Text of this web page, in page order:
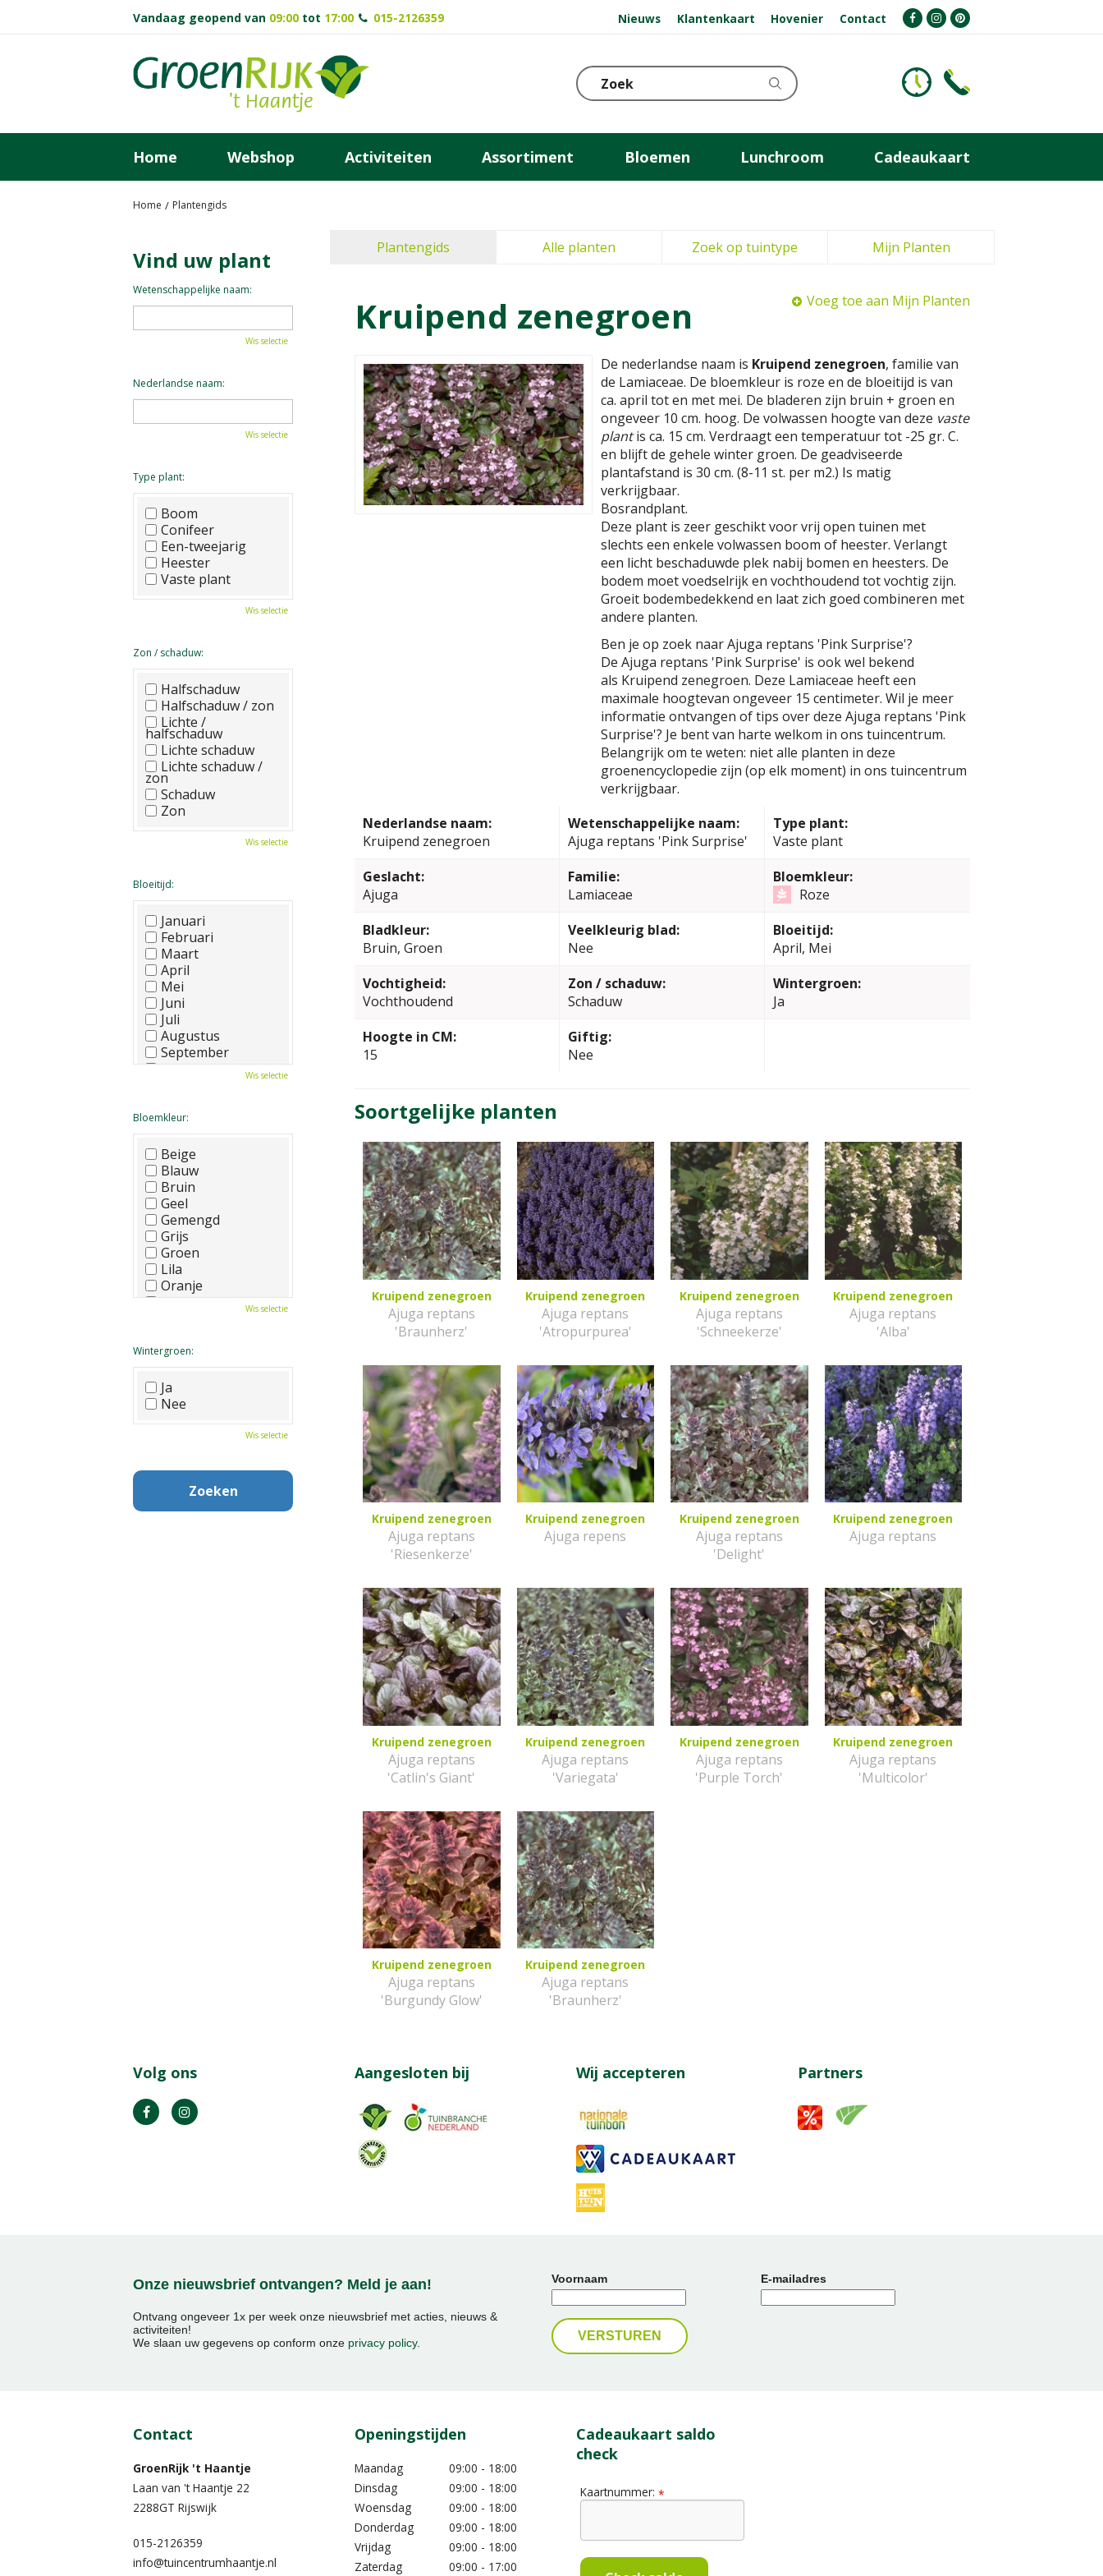
Home Plantengids
Vandaag geopend van 09:00 tot 17:00 015-2126359 Nieuws Klantenkaart Hovenier Contact
Home Webshop Activiteiten Assortiment Bloemen Lunchroom Cadeaukaart
Plantengids Alle planten Zoek op tuintype Mijn Planten
Kruipend zenegroen Voeg toe aan Mijn Planten
De nederlandse naam is Kruipend zenegroen, familie van
de Lamiaceae. De bloemkleur is roze en de bloeitijd is van
ca. april tot en met mei. De bladeren zijn bruin + groen en
ongeveer 10 cm. hoog. De volwassen hoogte van deze vaste
plantis ca. 15 cm. Verdraagt een temperatuur tot -25 gr. C.
en blijft de gehele winter groen. De geadviseerde
plantafstand is 30 cm. (8-11 st. per m2.) Is matig
verkrijgbaar.
Bosrandplant.
Deze plant is zeer geschikt voor vrij open tuinen met
slechts een enkele volwassen boom of heester. Verlangt
een licht beschaduwde plek nabij bomen en heesters. De
bodem moet voedselrijk en vochthoudend tot vochtig zijn.
Groeit bodembedekkend en laat zich goed combineren met
andere planten.
Ben je op zoek naar Ajuga reptans 'Pink Surprise'?
De Ajuga reptans 'Pink Surprise' is ook wel bekend
als Kruipend zenegroen. Deze Lamiaceae heeft een
maximale hoogtevan ongeveer 15 centimeter. Wil je meer
informatie ontvangen of tips over deze Ajuga reptans 'Pink
Surprise'? Je bent van harte welkom in ons tuincentrum.
Belangrijk om te weten: niet alle planten in deze
groenencyclopedie zijn (op elk moment) in ons tuincentrum
verkrijgbaar.
Nederlandse naam:
Kruipend zenegroen
Wetenschappelijke naam:
Ajuga reptans 'Pink Surprise'
Type plant:
Vaste plant
Geslacht:
Ajuga
Familie:
Lamiaceae
Bloemkleur:
Roze
Bladkleur:
Bruin, Groen
Veelkleurig blad:
Nee
Bloeitijd:
April, Mei
Vochtigheid:
Vochthoudend
Zon / schaduw:
Schaduw
Wintergroen:
Ja
Hoogte in CM:
15
Giftig:
Nee
Soortgelijke planten
Kruipend zenegroen
Ajuga reptans
'Braunherz'
Kruipend zenegroen
Ajuga reptans
'Atropurpurea'
Kruipend zenegroen
Ajuga reptans
'Schneekerze'
Kruipend zenegroen
Ajuga reptans
'Alba'
Kruipend zenegroen
Ajuga reptans
'Riesenkerze'
Kruipend zenegroen
Ajuga repens
Kruipend zenegroen
Ajuga reptans
'Delight'
Kruipend zenegroen
Ajuga reptans
Kruipend zenegroen
Ajuga reptans
'Catlin's Giant'
Kruipend zenegroen
Ajuga reptans
'Variegata'
Kruipend zenegroen
Ajuga reptans
'Purple Torch'
Kruipend zenegroen
Ajuga reptans
'Multicolor'
Kruipend zenegroen
Ajuga reptans
'Burgundy Glow'
Kruipend zenegroen
Ajuga reptans
'Braunherz'
Vind uw plant
Wetenschappelijke naam:
Wis selectie
Nederlandse naam:
Wis selectie
Type plant:
Boom
Conifeer
Een-tweejarig
Heester
Vaste plant
Wis selectie
Zon / schaduw:
Halfschaduw
Halfschaduw / zon
Lichte /
halfschaduw
Lichte schaduw
Lichte schaduw /
zon
Schaduw
Zon
Wis selectie
Bloeitijd:
Januari
Februari
Maart
April
Mei
Juni
Juli
Augustus
September
Oktober
Wis selectie
Bloemkleur:
Beige
Blauw
Bruin
Geel
Gemengd
Grijs
Groen
Lila
Oranje
Paars
Wit
Zwart
Wis selectie
Wintergroen:
Ja
Nee
Wis selectie
Volg ons Aangesloten bij Wij accepteren Partners
Onze nieuwsbrief ontvangen? Meld je aan!
Ontvang ongeveer 1x per week onze nieuwsbrief met acties, nieuws &
activiteiten!
We slaan uw gegevens op conform onze privacy policy.
Voornaam E-mailadres
Contact
GroenRijk 't Haantje
Laan van 't Haantje 22
2288GT Rijswijk
015-2126359
info@tuincentrumhaantje.nl
Openingstijden
Maandag
09:00 - 18:00
Dinsdag
09:00 - 18:00
Woensdag
09:00 - 18:00
Donderdag
09:00 - 18:00
Vrijdag
09:00 - 18:00
Zaterdag
09:00 - 17:00
Cadeaukaart saldo
check
Kaartnummer: *